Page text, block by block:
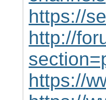
https://
http://
https://